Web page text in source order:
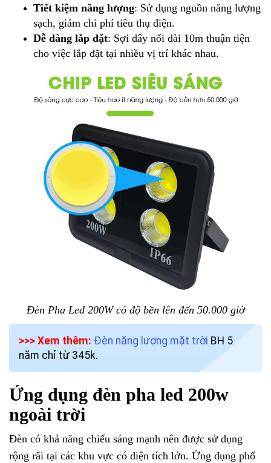
Tiết kiệm năng lượng: Sử dụng nguồn năng lượng
sạch, giảm chi phí tiêu thụ điện.
Dễ dàng lắp đặt: Sợi dây nối dài 10m thuận tiện
cho việc lắp đặt tại nhiều vị trí khác nhau.
Đèn Pha Led 200W có độ bền lên đến 50.000 giờ
>>> Xem thêm: Đèn năng lượng mặt trời BH 5
năm chỉ từ 345k.
Ứng dụng đèn pha led 200w
ngoài trời
Đèn có khả năng chiếu sáng mạnh nên được sử dụng
rộng rãi tại các khu vực có diện tích lớn. Ứng dụng phổ